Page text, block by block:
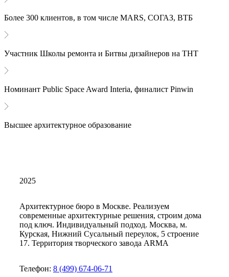
Более 300 клиентов, в том числе MARS, СОГАЗ, ВТБ
Участник Школы ремонта и Битвы дизайнеров на ТНТ
Номинант Public Space Award Interia, финалист Pinwin
Высшее архитектурное образование
2025
Архитектурное бюро в Москве. Реализуем
современные архитектурные решения, строим дома
под ключ. Индивидуальный подход. Москва, м.
Курская, Нижний Сусальный переулок, 5 строение
17. Территория творческого завода ARMA
Телефон: 8 (499) 674-06-71